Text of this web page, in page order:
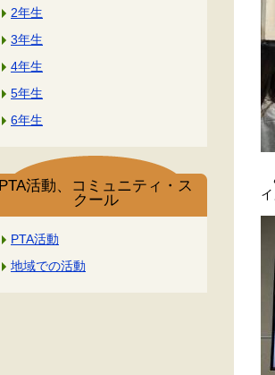
2年生
3年生
4年生
5年生
6年生
PTA活動、コミュニティ・ス
クール
PTA活動
地域での活動